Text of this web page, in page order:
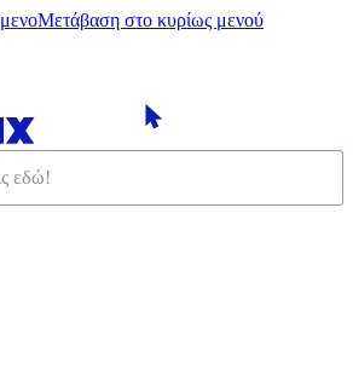
Μετάβαση στο κυρίως μενού